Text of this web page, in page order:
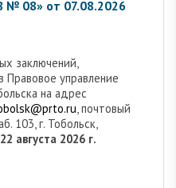
№ 08» от 07.08.2026
заключений,
управление
на адрес
, почтовый
103, г. Тобольск,
августа 2026 г.